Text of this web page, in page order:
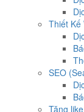
Thiết Kế
SEO
Tăng